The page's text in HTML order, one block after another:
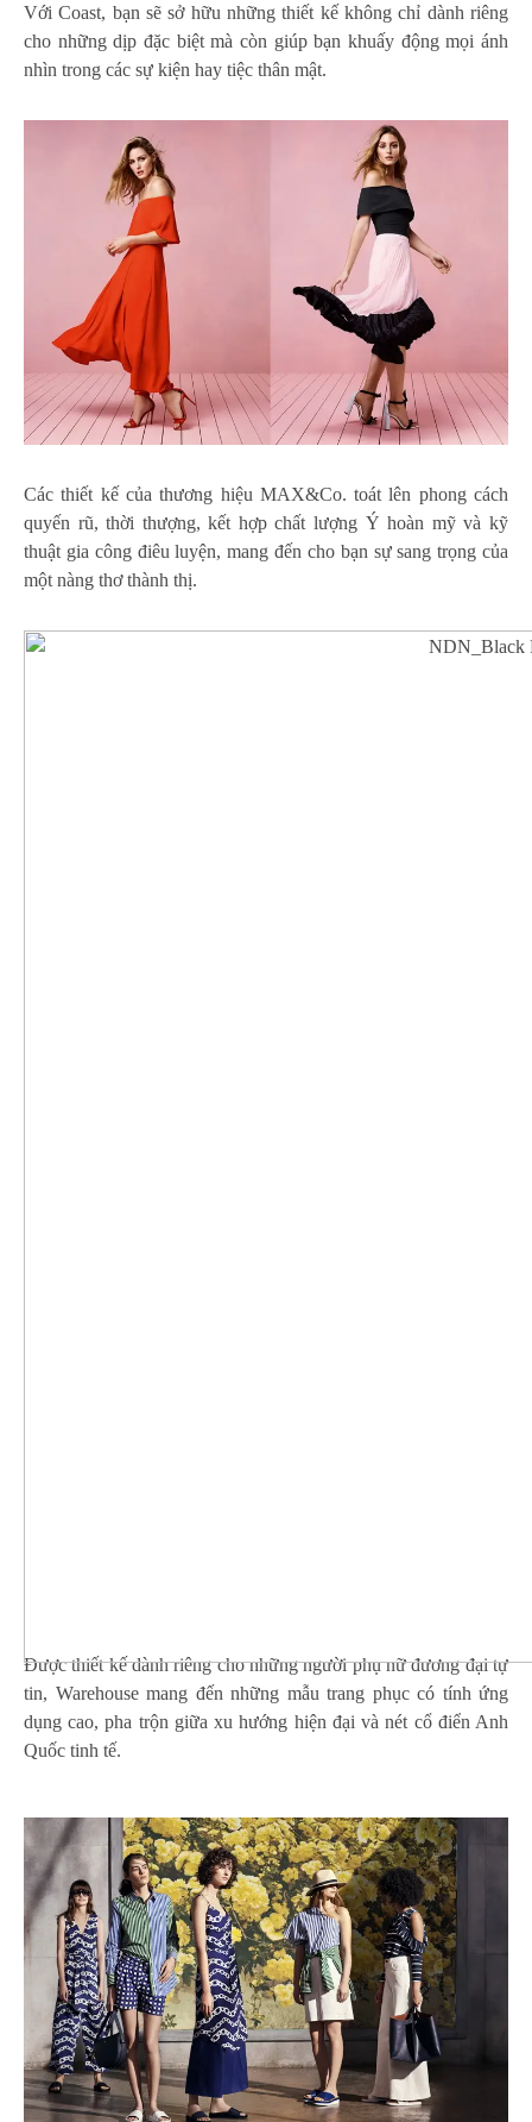
Với Coast, bạn sẽ sở hữu những thiết kế không chỉ dành riêng
cho những dịp đặc biệt mà còn giúp bạn khuấy động mọi ánh
nhìn trong các sự kiện hay tiệc thân mật.
Các thiết kế của thương hiệu MAX&Co. toát lên phong cách
quyến rũ, thời thượng, kết hợp chất lượng Ý hoàn mỹ và kỹ
thuật gia công điêu luyện, mang đến cho bạn sự sang trọng của
một nàng thơ thành thị.
Được thiết kế dành riêng cho những người phụ nữ đương đại tự
tin, Warehouse mang đến những mẫu trang phục có tính ứng
dụng cao, pha trộn giữa xu hướng hiện đại và nét cổ điển Anh
Quốc tinh tế.